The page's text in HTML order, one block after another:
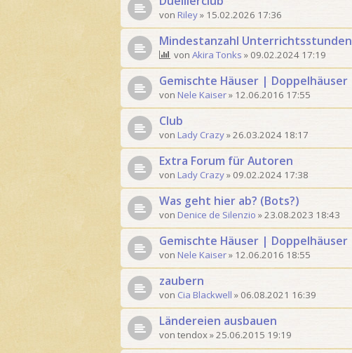
von Riley» 15.02.2026 17:36
Mindestanzahl Unterrichtsstunden
von Akira Tonks » 09.02.2024 17:19
Gemischte Häuser | Doppelhäuser
von Nele Kaiser» 12.06.2016 17:55
Club
von Lady Crazy»26.03.2024 18:17
Extra Forum für Autoren
von Lady Crazy» 09.02.2024 17:38
Was geht hier ab? (Bots?)
von Denice de Silenzio »23.08.2023 18:43
Gemischte Häuser | Doppelhäuser
von Nele Kaiser» 12.06.2016 18:55
zaubern
von Cia Blackwell » 06.08.2021 16:39
Ländereien ausbauen
von tendox»25.06.2015 19:19